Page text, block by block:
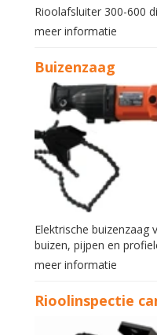
Rioolafsluiter 300-600
meer informatie
Buizenzaag
Elektrische buizenzaag
buizen, pijpen en
meer informatie
Rioolinspectie